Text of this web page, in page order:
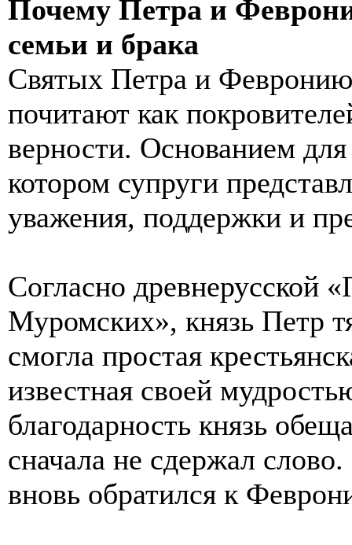
Почему Петра и
семьи и брака
Святых Петра и
почитают как
верности. Основанием
котором супруги
уважения, поддержки и
Согласно древнерусской
Муромских», князь Петр
смогла простая
известная своей
благодарность князь
сначала не сдержал
вновь обратился к